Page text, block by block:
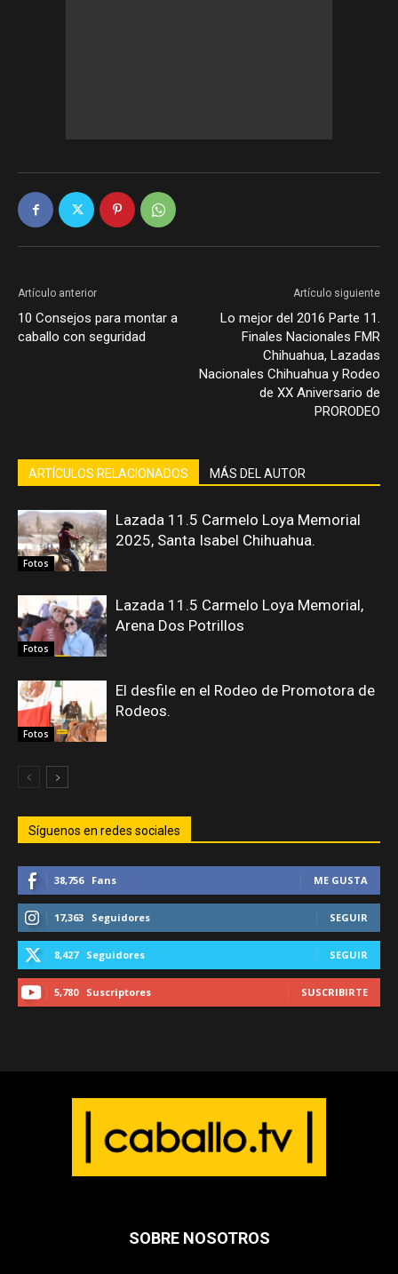
Artículo anterior
10 Consejos para montar a
caballo con seguridad
Artículo siguiente
Lo mejor del 2016 Parte 11.
Finales Nacionales FMR
Chihuahua, Lazadas
Nacionales Chihuahua y Rodeo
de XX Aniversario de
PRORODEO
ARTÍCULOS RELACIONADOS MÁS DEL AUTOR
Fotos
Lazada 11.5 Carmelo Loya Memorial
2025, Santa Isabel Chihuahua.
Fotos
Lazada 11.5 Carmelo Loya Memorial,
Arena Dos Potrillos
Fotos
El desfile en el Rodeo de Promotora de
Rodeos.
Síguenos en redes sociales
38,756 Fans ME GUSTA
17,363 Seguidores SEGUIR
8,427 Seguidores SEGUIR
5,780 Suscriptores SUSCRIBIRTE
SOBRE NOSOTROS